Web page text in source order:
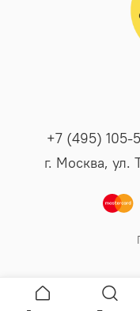
+7 (495) 105-
г. Москва, ул.